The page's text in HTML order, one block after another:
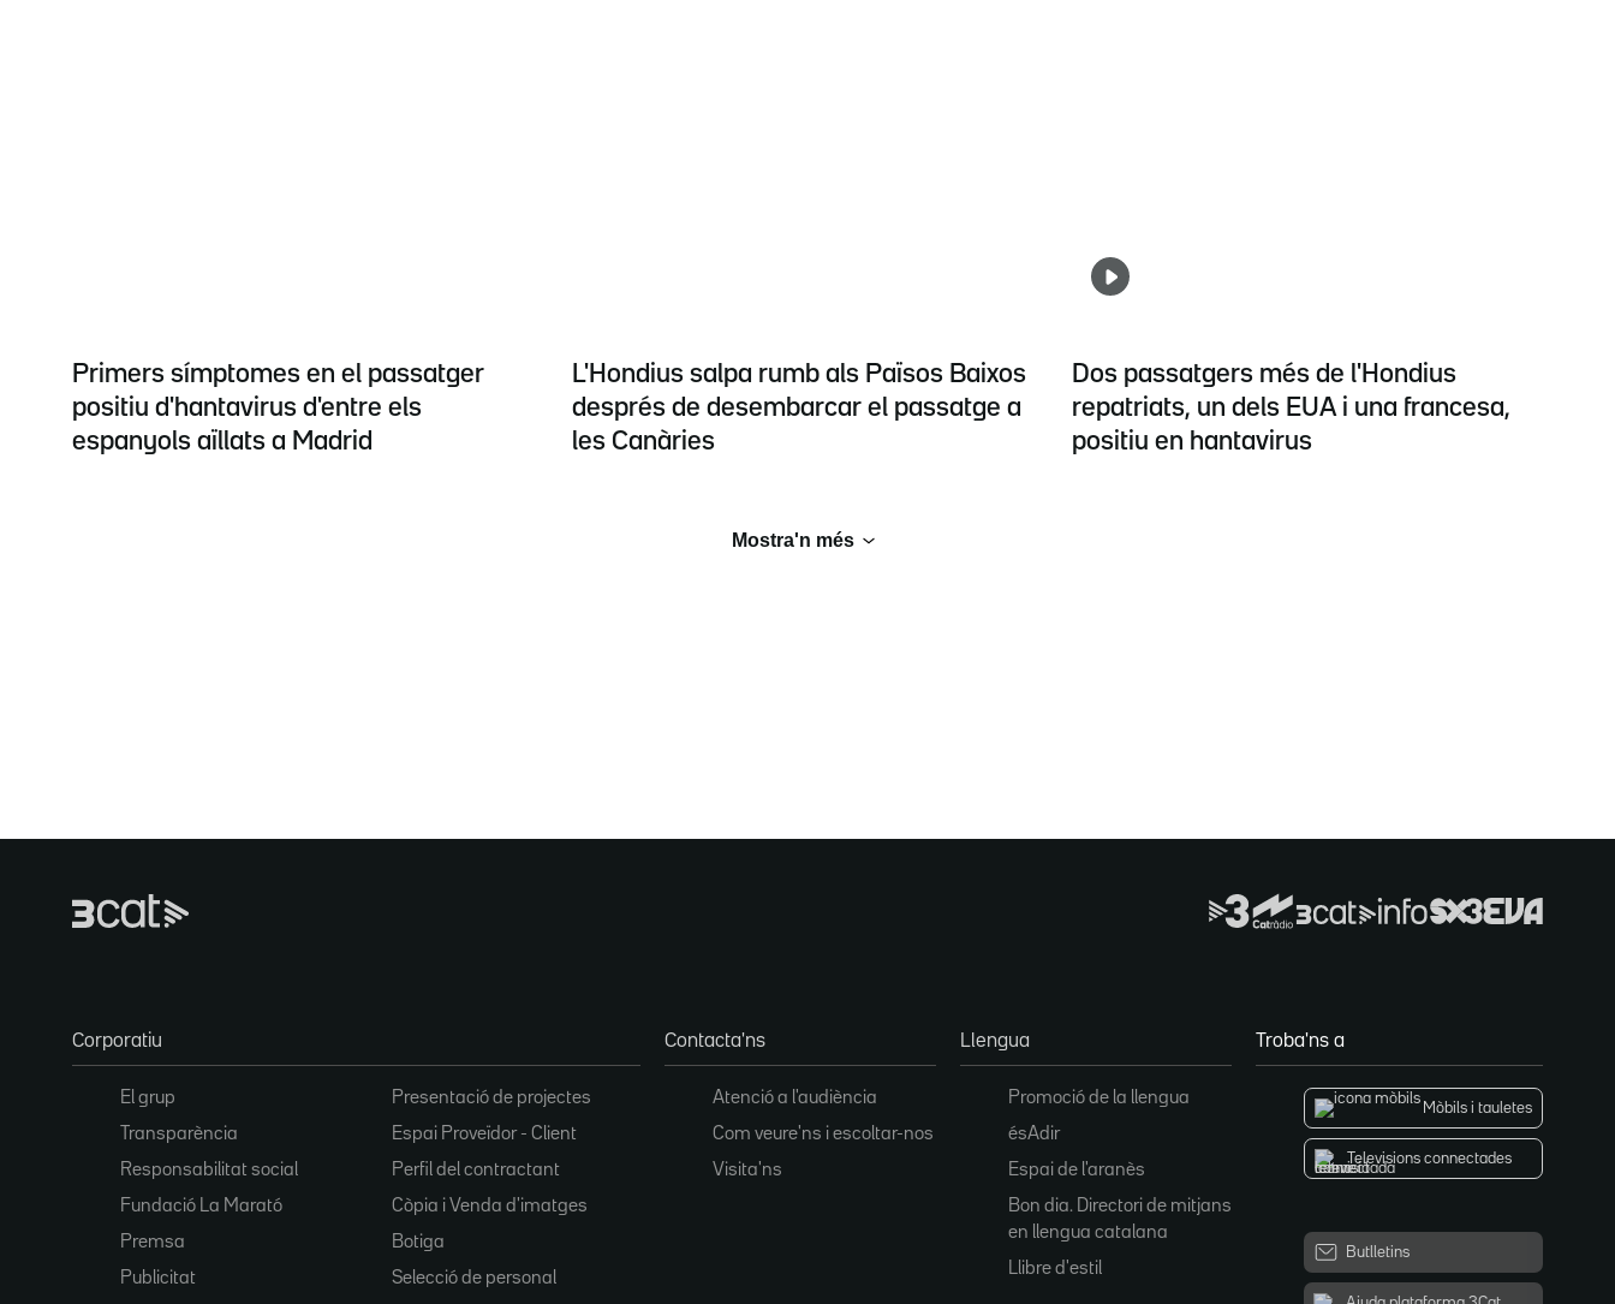
Primers símptomes en el passatger
positiu d'hantavirus d'entre els
espanyols aïllats a Madrid
L'Hondius salpa rumb als Països Baixos
després de desembarcar el passatge a
les Canàries
Dos passatgers més de l'Hondius
repatriats, un dels EUA i una francesa,
positiu en hantavirus
Mostra'n més
Corporatiu
El grup
Transparència
Responsabilitat social
Fundació La Marató
Premsa
Publicitat
Presentació de projectes
Espai Proveïdor - Client
Perfil del contractant
Còpia i Venda d'imatges
Botiga
Selecció de personal
Contacta'ns
Atenció a l'audiència
Com veure'ns i escoltar-nos
Visita'ns
Llengua
Promoció de la llengua
ésAdir
Espai de l'aranès
Bon dia. Directori de mitjans
en llengua catalana
Llibre d'estil
Troba'ns a
Mòbils i tauletes
Televisions connectades
Butlletins